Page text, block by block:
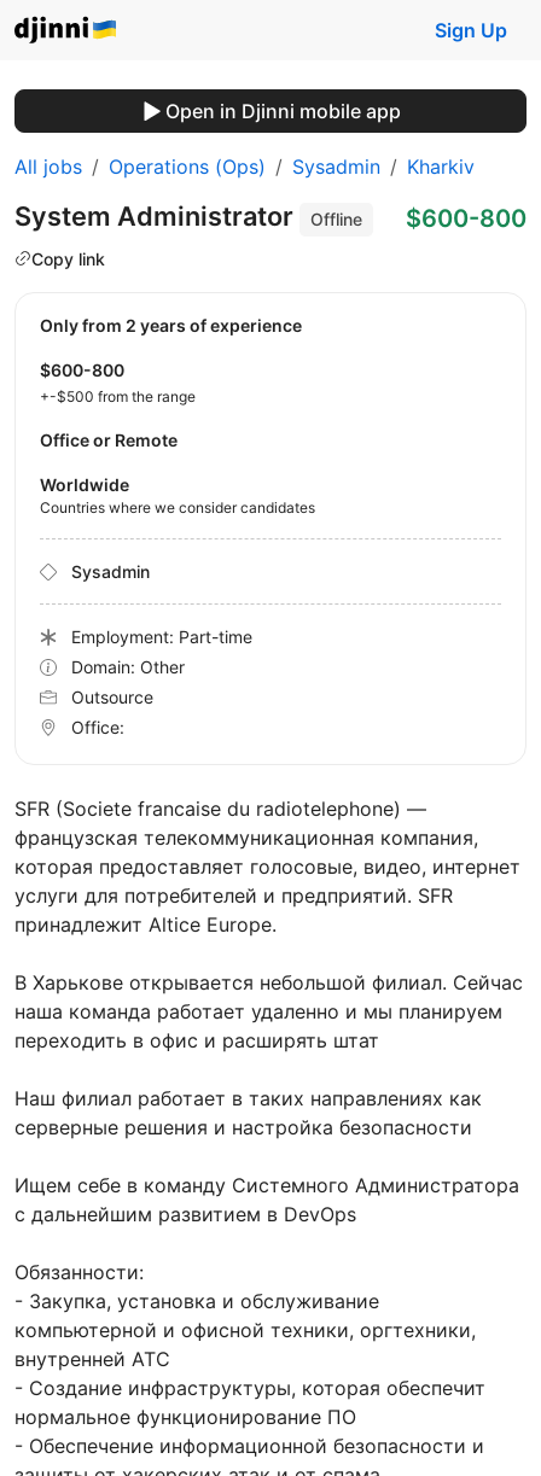
Sign Up
Open in Djinni mobile app
All jobs Operations (Ops) Sysadmin Kharkiv
System Administrator
Offline
Copy link
$600-800
SFR (Societe francaise du radiotelephone) —
французская телекоммуникационная компания,
которая предоставляет голосовые, видео, интернет
услуги для потребителей и предприятий. SFR
принадлежит Altice Europe.
В Харькове открывается небольшой филиал. Сейчас
наша команда работает удаленно и мы планируем
переходить в офис и расширять штат
Наш филиал работает в таких направлениях как
серверные решения и настройка безопасности
Ищем себе в команду Cистемного Администратора
с дальнейшим развитием в DevOps
Обязанности:
- Закупка, установка и обслуживание
компьютерной и офисной техники, оргтехники,
внутренней АТС
- Создание инфраструктуры, которая обеспечит
нормальное функционирование ПО
- Обеспечение информационной безопасности и
Only from 2 years of experience
$600-800
+-$500 from the range
Office or Remote
Worldwide
Countries where we consider candidates
Sysadmin
Employment: Part-time
Domain: Other
Outsource
Office: